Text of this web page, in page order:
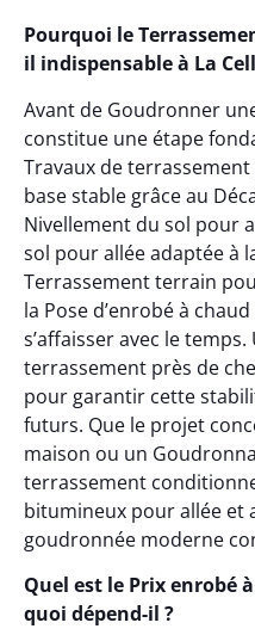
Pourquoi le
il indispensable à La
Avant de Goudronner
constitue une étape
Travaux de
base stable grâce au
Nivellement du sol pour
sol pour allée adaptée à
Terrassement terrain
la Pose d’enrobé à
s’affaisser avec le
terrassement près de
pour garantir cette
futurs. Que le projet
maison ou un
terrassement
bitumineux pour allée et
goudronnée moderne
Quel est le Prix enrobé
quoi dépend-il ?